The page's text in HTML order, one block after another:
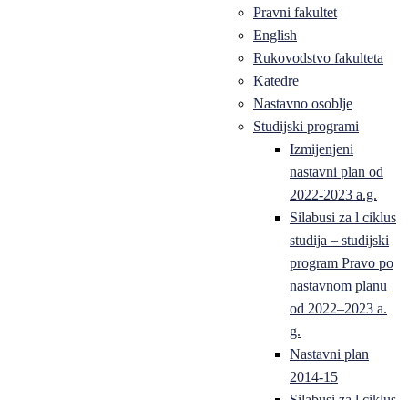
Pravni fakultet
English
Rukovodstvo fakulteta
Katedre
Nastavno osoblje
Studijski programi
Izmijenjeni
nastavni plan od
2022-2023 a.g.
Silabusi za l ciklus
studija – studijski
program Pravo po
nastavnom planu
od 2022–2023 a.
g.
Nastavni plan
2014-15